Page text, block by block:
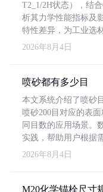
T2_1/2H状态），结
析其力学性能指标及
特性差异，为工业选
2026年8月4日
喷砂都有多少目
本文系统介绍了喷砂
喷砂200目对应的表
同目数的应用场景。
实践，帮助用户根据
2026年8月4日
M20化学锚栓尺寸